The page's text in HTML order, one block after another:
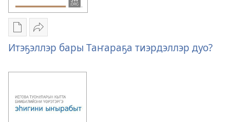
Публикациялар
электроннай
көрүҥнэрин
загрузкалара
бары
Таҥараҕа
Үллэстии
Итэҕэллэр
бары
Таҥараҕа
дуо?
Итэҕэллэр бары Таҥараҕа тиэрдэллэр дуо?